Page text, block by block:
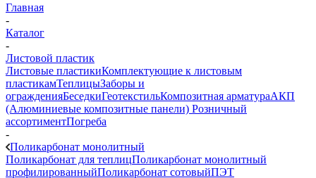
Главная
-
Каталог
-
Листовой пластик
Листовые пластикиКомплектующие к листовым
пластикамТеплицыЗаборы и
огражденияБеседкиГеотекстильКомпозитная арматураАКП
(Алюминиевые композитные панели) Розничный
ассортиментПогреба
-
Поликарбонат монолитный
Поликарбонат для теплицПоликарбонат монолитный
профилированныйПоликарбонат сотовыйПЭТ